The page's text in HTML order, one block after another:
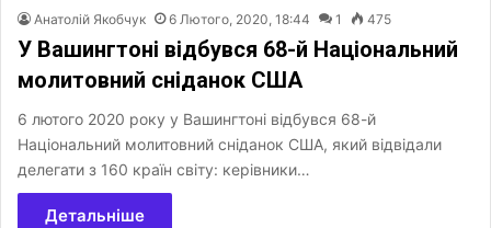
Анатолій Якобчук 6 Лютого, 2020, 18:44 1 475
У Вашингтоні відбувся 68-й Національний
молитовний сніданок США
6 лютого 2020 року у Вашингтоні відбувся 68-й
Національний молитовний сніданок США, який відвідали
делегати з 160 країн світу: керівники…
Детальніше